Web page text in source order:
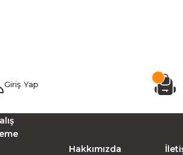
Giriş Yap
Hakkımızda